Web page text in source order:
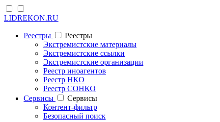
LIDREKON.RU
Реестры
Реестры
Экстремистские материалы
Экстремистские ссылки
Экстремистские организации
Реестр иноагентов
Реестр НКО
Реестр СОНКО
Cервисы
Cервисы
Контент-фильтр
Безопасный поиск